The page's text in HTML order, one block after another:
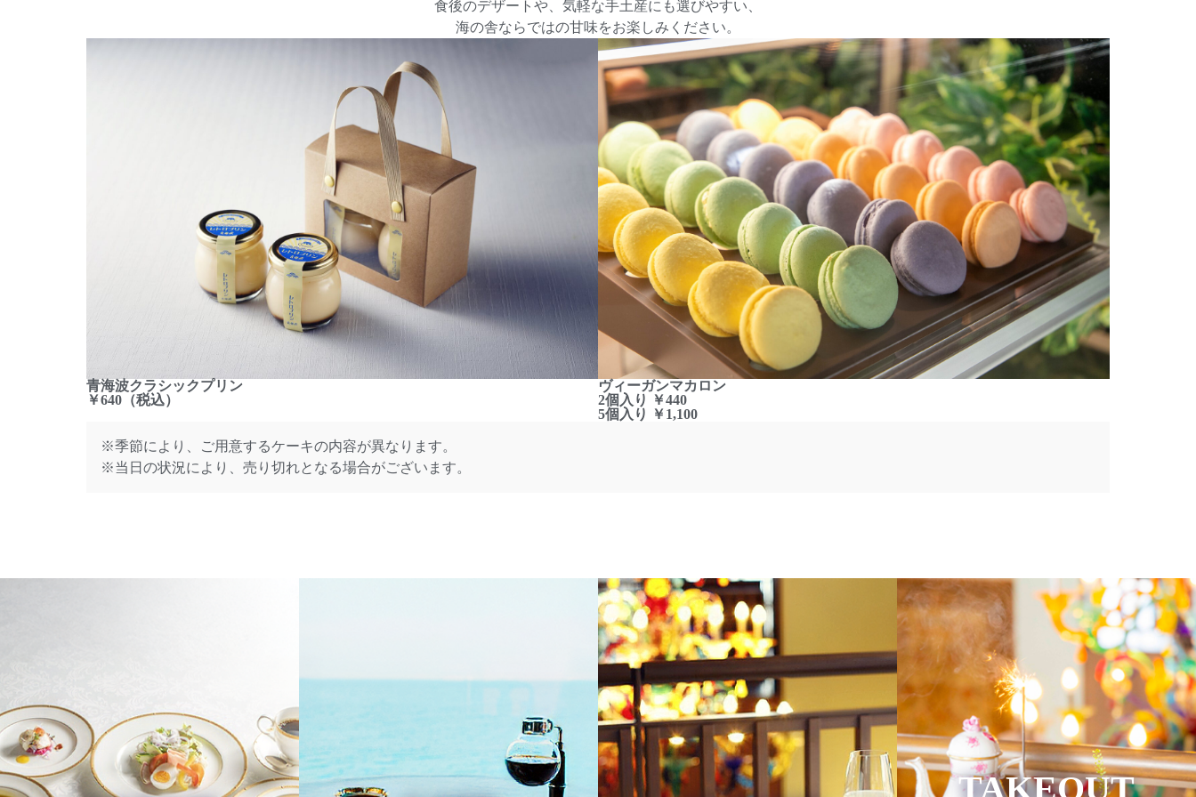
食後のデザートや、気軽な手土産にも選びやすい、
海の舎ならではの甘味をお楽しみください。
青海波クラシックプリン
￥640（税込）
ヴィーガンマカロン
2個入り ￥440
5個入り ￥1,100
※季節により、ご用意するケーキの内容が異なります。
※当日の状況により、売り切れとなる場合がございます。
TAKEOUT